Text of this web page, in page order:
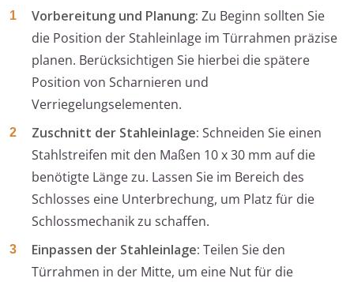
Vorbereitung und Planung: Zu Beginn sollten Sie
die Position der Stahleinlage im Türrahmen präzise
planen. Berücksichtigen Sie hierbei die spätere
Position von Scharnieren und
Verriegelungselementen.
Zuschnitt der Stahleinlage: Schneiden Sie einen
Stahlstreifen mit den Maßen 10 x 30 mm auf die
benötigte Länge zu. Lassen Sie im Bereich des
Schlosses eine Unterbrechung, um Platz für die
Schlossmechanik zu schaffen.
Einpassen der Stahleinlage: Teilen Sie den
Türrahmen in der Mitte, um eine Nut für die